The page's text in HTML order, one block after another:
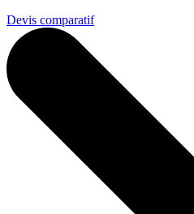
Devis comparatif